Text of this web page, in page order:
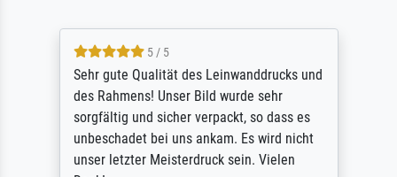
5 / 5
Sehr gute Qualität des Leinwanddrucks und
des Rahmens! Unser Bild wurde sehr
sorgfältig und sicher verpackt, so dass es
unbeschadet bei uns ankam. Es wird nicht
unser letzter Meisterdruck sein. Vielen